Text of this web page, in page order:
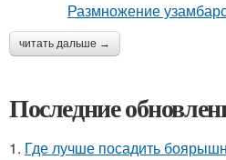
читать дальше →
Последние
1. Где лучше посадить